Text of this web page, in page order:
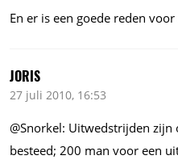
En er is een goede reden
JORIS
27 juli 2010, 16:53
@Snorkel: Uitwedstrijden
besteed; 200 man voor een